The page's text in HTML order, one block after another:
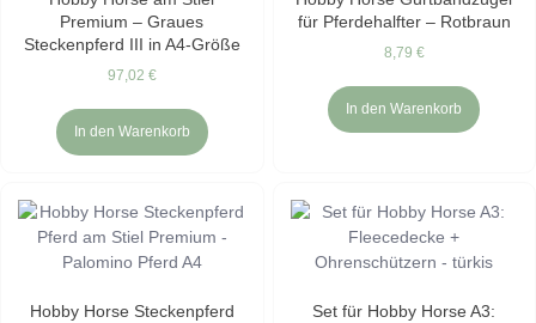
Premium – Graues
Steckenpferd III in A4-Größe
97,02 €
In den Warenkorb
für Pferdehalfter – Rotbraun
8,79 €
In den Warenkorb
Hobby Horse Steckenpferd
Set für Hobby Horse A3: